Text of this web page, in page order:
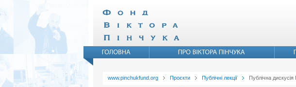
www.pinchukfund.org Проєкти Публічні лекції Публічна